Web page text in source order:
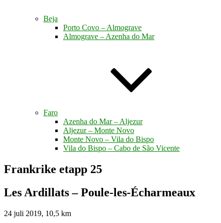
Beja
Porto Covo – Almograve
Almograve – Azenha do Mar
Faro
Azenha do Mar – Aljezur
Aljezur – Monte Novo
Monte Novo – Vila do Bispo
Vila do Bispo – Cabo de São Vicente
Frankrike etapp 25
Les Ardillats – Poule-les-Écharmeaux
24 juli 2019, 10,5 km